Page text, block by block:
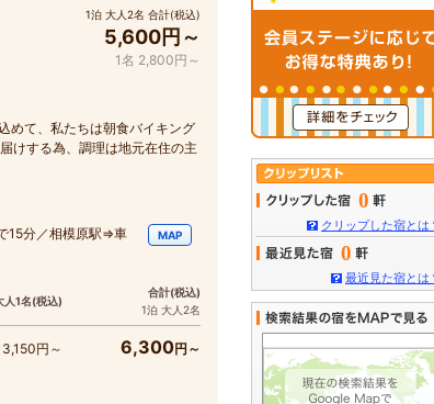
1泊 大人2名 合計(税込)
5,600円～
1名 2,800円～
めて、私たちは朝食バイキング
けする為、調理は地元在住の主
15分／相模原駅⇒車
MAP
人1名(税込)
合計(税込)
1泊 大人2名
3,150円～ 6,300円～
0
クリップした宿とは
0
最近見た宿とは